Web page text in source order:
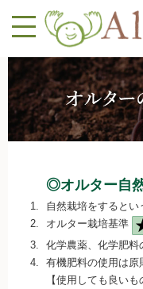
メールアドレス
パスワード
メー
パスワ
MENU
トップページへ戻る
お試しセット
野菜
◎オルター自
1.
自然栽培をすると
2.
オルター栽培基準
3.
化学農薬、化学肥料
4.
有機肥料の使用は原
【使用しても良い